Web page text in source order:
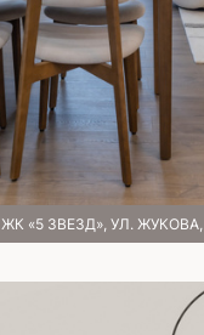
ЖК «5 ЗВЕЗД», УЛ. ЖУКОВА,